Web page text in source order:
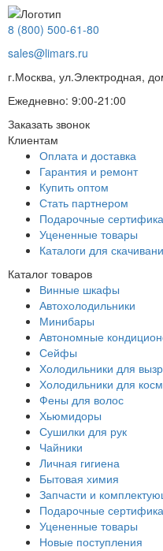
8 (800) 500-61-80
sales@limars.ru
г.Москва, ул.Электродная,
Ежедневно: 9:00-21:00
Заказать звонок
Клиентам
Оплата и доставка
Гарантия и ремонт
Купить оптом
Стать партнером
Подарочные
Уцененные товары
Каталоги для
Каталог товаров
Винные шкафы
Автохолодильники
Минибары
Автономные
Сейфы
Холодильники для
Холодильники для
Фены для волос
Хьюмидоры
Сушилки для рук
Чайники
Личная гигиена
Бытовая химия
Запчасти и
Подарочные
Уцененные товары
Новые поступления